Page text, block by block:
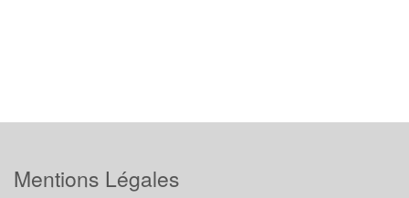
Mentions Légales